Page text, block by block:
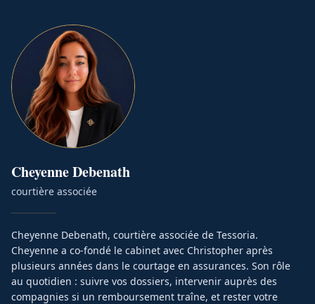
CheyenneDebenath
courtière associée
Cheyenne Debenath, courtière associée de Tessoria.
Cheyenne a co-fondé le cabinet avec Christopher après
plusieurs années dans le courtage en assurances. Son rôle
au quotidien : suivre vos dossiers, intervenir auprès des
compagnies si un remboursement traîne, et rester votre